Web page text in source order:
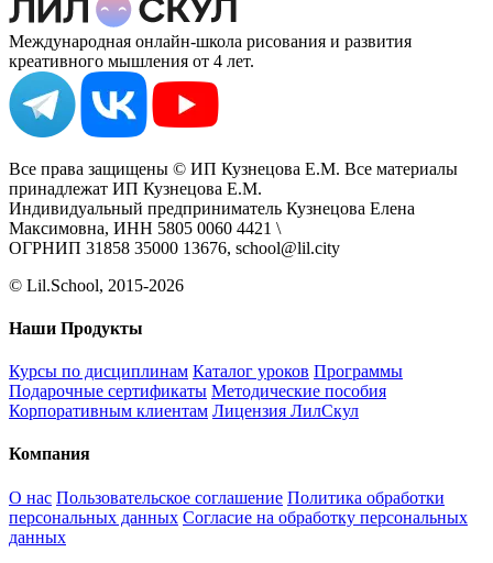
Международная онлайн-школа рисования и развития
креативного мышления от 4 лет.
Все права защищены © ИП Кузнецова Е.М. Все материалы
принадлежат ИП Кузнецова Е.М.
Индивидуальный предприниматель Кузнецова Елена
Максимовна, ИНН 5805 0060 4421 \
ОГРНИП 31858 35000 13676, school@lil.city
© Lil.School, 2015‐2026
Наши Продукты
Курсы по дисциплинам Каталог уроков Программы
Подарочные сертификаты Методические пособия
Корпоративным клиентам Лицензия ЛилСкул
Компания
О нас Пользовательское соглашение Политика обработки
персональных данных Согласие на обработку персональных
данных